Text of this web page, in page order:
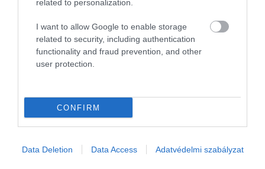
related to personalization.
I want to allow Google to enable storage
related to security, including authentication
functionality and fraud prevention, and other
user protection.
CONFIRM
Data Deletion Data Access Adatvédelmi szabályzat